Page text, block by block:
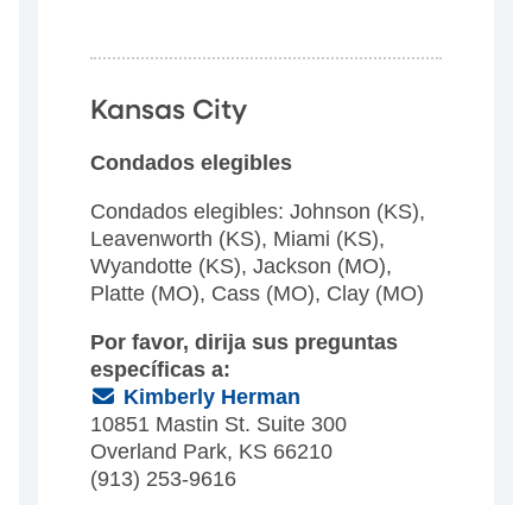
Kansas City
Condados elegibles
Condados elegibles: Johnson (KS),
Leavenworth (KS), Miami (KS),
Wyandotte (KS), Jackson (MO),
Platte (MO), Cass (MO), Clay (MO)
Por favor, dirija sus preguntas
específicas a:
(Email)
Kimberly Herman
10851 Mastin St. Suite 300
Overland Park, KS 66210
(913) 253-9616